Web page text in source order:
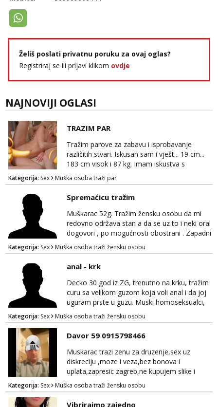
Želiš poslati privatnu poruku za ovaj oglas?
Registriraj se ili prijavi klikom ovdje
NAJNOVIJI OGLASI
TRAZIM PAR
Tražim parove za zabavu i isprobavanje
različitih stvari. Iskusan sam i vješt... 19 cm...
183 cm visok i 87 kg. Imam iskustva s
parovima, potpuno sam zdrava i njegovana, a
privatnost je apsolutno najvažnija. Ozbiljni
parovi mogu me kontaktirati putem
WhatsAppa ili Vibera. Samo ozbiljni parovi
trebaju slati poruke ili zvati. Blokiram one koji
nisu ozbiljni.
Kategorija: Sex Muška osoba traži par
Spremaćicu tražim
Muškarac 52g. Tražim žensku osobu da mi
redovno održava stan a da se uz to i neki oral
dogovori , po mogućnosti obostrani . Zapadni
dio Zagreba .Javiti se prvo porukom na
WhatsApp 0958634499
Kategorija: Sex Muška osoba traži žensku osobu
anal - krk
Decko 30 god iz ZG, trenutno na krku, tražim
curu sa velikom guzom koja voli anal i da joj
uguram prste u guzu. Muski homoseksualci,
parovi i transiči odjebite, ne zanimate me. Bilo
kakva placanja opcenito (gotovina) ili
unaprijed (aircash, paysafecard, bonovi) ne
dolaze u obzir. Javit se prvo porukom na
whatsapp 0958048882.
Kategorija: Sex Muška osoba traži žensku osobu
Davor 59 0915798466
Muskarac trazi zenu za druzenje,sex uz
diskreciju ,moze i veza,bez bonova i
uplata,zapresic zagreb,ne kupujem slike i
videa
Kategorija: Sex Muška osoba traži žensku osobu
Vibrirajmo zajedno